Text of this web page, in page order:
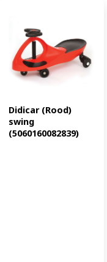
Didicar (Rood)
swing
(5060160082839)